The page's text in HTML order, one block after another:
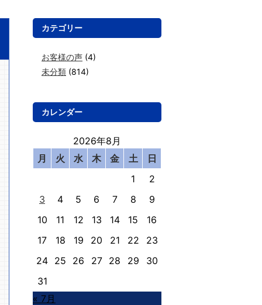
カテゴリー
お客様の声 (4)
未分類 (814)
カレンダー
2026年8月
月
火 水 木 金 土
日
1
2
3
4 5 6 7 8
9
10
11 12 13 14 15
16
17
18 19 20 21 22
23
24 25 26 27 28 29
30
31
« 7月